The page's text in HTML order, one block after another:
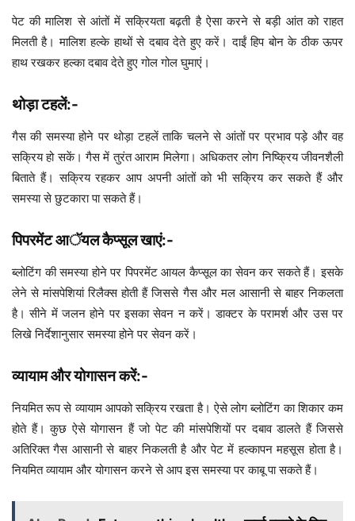
पेट की मालिश से आंतों में सक्रियता बढ़ती है ऐसा करने से बड़ी आंत को राहत
मिलती है। मालिश हल्के हाथों से दबाव देते हुए करें। दाईं हिप बोन के ठीक ऊपर
हाथ रखकर हल्का दबाव देते हुए गोल गोल घुमाएं।
थोड़ा टहलें:-
गैस की समस्या होने पर थोड़ा टहलें ताकि चलने से आंतों पर प्रभाव पड़े और वह
सक्रिय हो सकें। गैस में तुरंत आराम मिलेगा। अधिकतर लोग निष्क्रिय जीवनशैली
बिताते हैं। सक्रिय रहकर आप अपनी आंतों को भी सक्रिय कर सकते हैं और
समस्या से छुटकारा पा सकते हैं।
पिपरमेंट आॅयल कैप्सूल खाएं:-
ब्लोटिंग की समस्या होने पर पिपरमेंट आयल कैप्सूल का सेवन कर सकते हैं। इसके
लेने से मांसपेशियां रिलैक्स होती हैं जिससे गैस और मल आसानी से बाहर निकलता
है। सीने में जलन होने पर इसका सेवन न करें। डाक्टर के परामर्श और उस पर
लिखे निर्देशानुसार समस्या होने पर सेवन करें।
व्यायाम और योगासन करें:-
नियमित रूप से व्यायाम आपको सक्रिय रखता है। ऐसे लोग ब्लोटिंग का शिकार कम
होते हैं। कुछ ऐसे योगासन हैं जो पेट की मांसपेशियों पर दबाव डालते हैं जिससे
अतिरिक्त गैस आसानी से बाहर निकलती है और पेट में हल्कापन महसूस होता है।
नियमित व्यायाम और योगासन करने से आप इस समस्या पर काबू पा सकते हैं।